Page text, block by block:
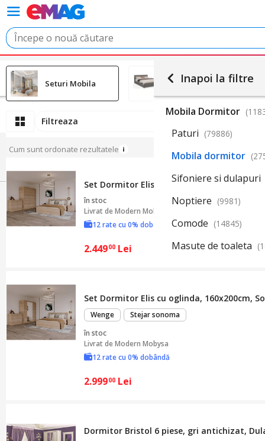
Inapoi la filtre
Mobila Dormitor
Paturi (79886)
Mobila dormitor
Sifoniere si dulapuri
Noptiere (9981)
Comode (14845)
Masute de toaleta
Seturi Mobila Paturi
Filtreaza
Cum sunt ordonate rezultatele
Set Dormitor Elis, 160x200cm, Stejar
în stoc
Livrat deModern Mobysa
12 rate cu 0% dobândă
2.44900 Lei
Set Dormitor Elis cu oglinda, 160x200cm,
Wenge
Stejar sonoma
în stoc
Livrat deModern Mobysa
12 rate cu 0% dobândă
2.99900 Lei
Dormitor Bristol 6 piese, gri antichizat,